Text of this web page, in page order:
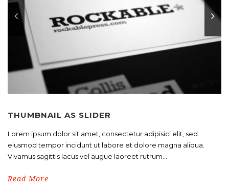
THUMBNAIL AS SLIDER
Lorem ipsum dolor sit amet, consectetur adipisici elit, sed
eiusmod tempor incidunt ut labore et dolore magna aliqua.
Vivamus sagittis lacus vel augue laoreet rutrum...
Read More